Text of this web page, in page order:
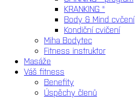
KRANKING ®
Body & Mind cvčení
Kondiční cvičení
Miha Bodytec
Fitness instruktor
Masáže
Váš fitness
Benefity
Úspěchy členů